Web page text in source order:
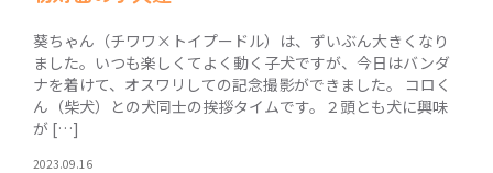
葵ちゃん（チワワ×トイプードル）は、ずいぶん大きくなり
ました。いつも楽しくてよく動く子犬ですが、今日はバンダ
ナを着けて、オスワリしての記念撮影ができました。 コロく
ん（柴犬）との犬同士の挨拶タイムです。２頭とも犬に興味
が […]
2023.09.16